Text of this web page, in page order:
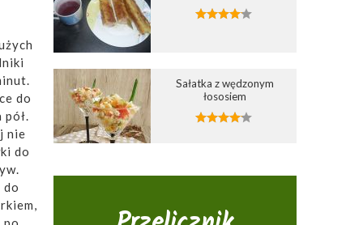
do
nie
do
do
Sałatka z wędzonym
łososiem